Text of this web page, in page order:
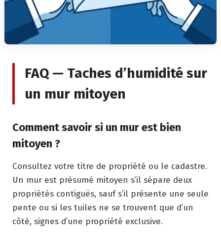
FAQ — Taches d’humidité sur
un mur mitoyen
Comment savoir si un mur est bien
mitoyen ?
Consultez votre titre de propriété ou le cadastre.
Un mur est présumé mitoyen s’il sépare deux
propriétés contiguës, sauf s’il présente une seule
pente ou si les tuiles ne se trouvent que d’un
côté, signes d’une propriété exclusive.